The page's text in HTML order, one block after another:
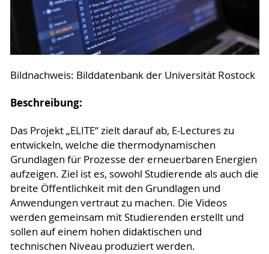
Bildnachweis: Bilddatenbank der Universität Rostock
Beschreibung:
Das Projekt „ELITE“ zielt darauf ab, E-Lectures zu
entwickeln, welche die thermodynamischen
Grundlagen für Prozesse der erneuerbaren Energien
aufzeigen. Ziel ist es, sowohl Studierende als auch die
breite Öffentlichkeit mit den Grundlagen und
Anwendungen vertraut zu machen. Die Videos
werden gemeinsam mit Studierenden erstellt und
sollen auf einem hohen didaktischen und
technischen Niveau produziert werden.